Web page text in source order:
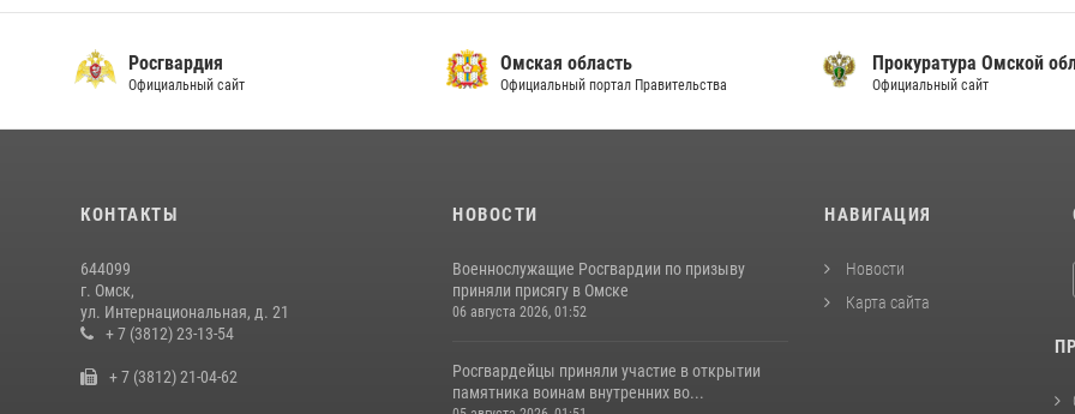
Росгвардия
Официальный сайт
Омская область
Официальный портал Правительства
Прокуратура Омской
Официальный сайт
КОНТАКТЫ
644099
г. Омск,
ул. Интернациональная, д. 21
+ 7 (3812) 23-13-54
+ 7 (3812) 21-04-62
НОВОСТИ
Военнослужащие Росгвардии по призыву
приняли присягу в Омске
06 августа 2026, 01:52
Росгвардейцы приняли участие в открытии
памятника воинам внутренних во...
НАВИГАЦИЯ
Новости
Карта сайта